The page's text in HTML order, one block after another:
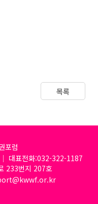
목록
포럼
│ 대표전화:032-322-1187
233번지 207호